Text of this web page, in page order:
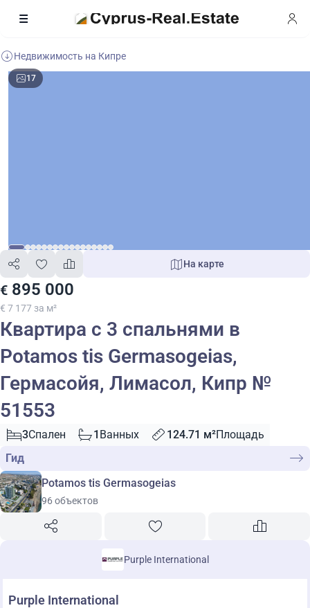
Недвижимость на Кипре
17
€ 895 000
€ 7 177 за м²
На карте
Квартира с 3 спальнями в
Potamos tis Germasogeias,
Гермасойя, Лимасол, Кипр №
51553
3Спален 1 Ванных 124.71 м²Площадь
Гид
Potamos tis Germasogeias
96 объектов
Purple International
Purple International